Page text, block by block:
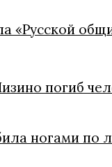
«Русской
погиб
ногами по